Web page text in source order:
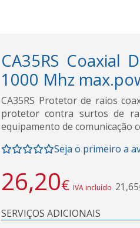
CA35RS Coaxial
1000 Mhz
CA35RS Protetor de raios
protetor contra surtos de
equipamento de comunicação
Seja o primeiro a
26,20€ IVA incluído
SERVIÇOS ADICIONAIS